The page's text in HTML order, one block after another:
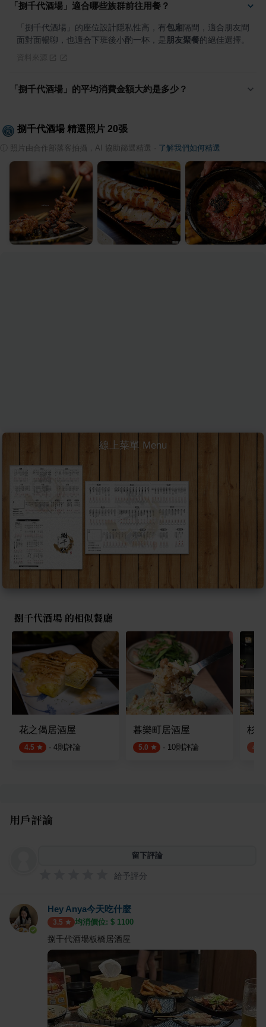
「捌千代酒場」適合哪些族群前往用餐？
「捌千代酒場」的座位設計隱私性高，有包廂隔間，適合朋友間
面對面暢聊，也適合下班後小酌一杯，是 朋友聚餐的絕佳選擇。
「捌千代酒場」的平均消費金額大約是多少？
捌千代酒場 精選照片 20張
照片由合作部落客拍攝，AI 協助篩選精選 了解我們如何精選
線上菜單 Menu
捌千代酒場 的相似餐廳
花之偈居酒屋
4.5 · 4則評論
暮樂町居酒屋
5.0 · 10則評論
杉
4.2
用戶評論
留下評論
給予評分
Hey Anya今天吃什麼
3.5 均消價位: $ 1100
捌千代酒場板橋居酒屋